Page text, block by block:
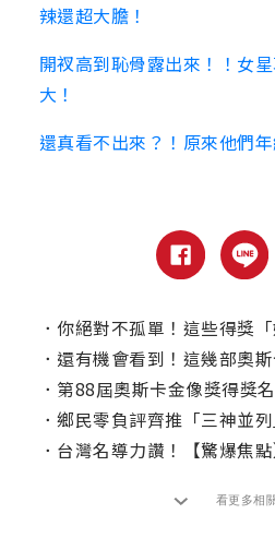
辣還超大膽！
開衩高到恥骨露出來！！女
大！
還真看不出來？！原來他們
． 你絕對不孤單！這些得獎「
． 還有機會看到！這幾部奧
． 第88屆奧斯卡金像獎得獎
． 鄉民零負評齊推「三神並列」！【驚爆
． 台灣名導力讚！【驚爆焦點】瑞秋麥亞
看更多相